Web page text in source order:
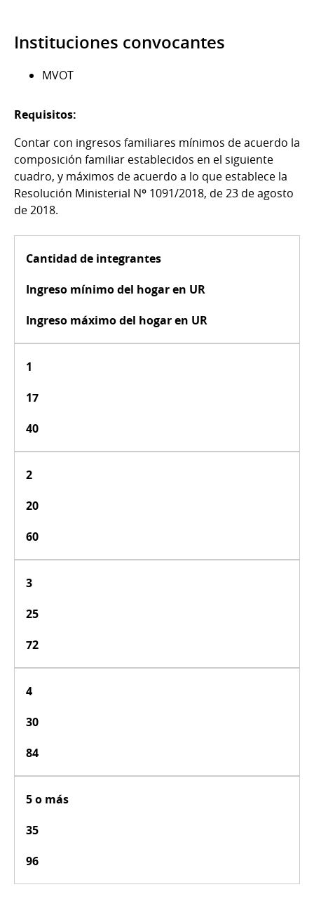
Instituciones convocantes
MVOT
Requisitos:
Contar con ingresos familiares mínimos de acuerdo la
composición familiar establecidos en el siguiente
cuadro, y máximos de acuerdo a lo que establece la
Resolución Ministerial Nº 1091/2018, de 23 de agosto
de 2018.
Cantidad de integrantes
Ingreso mínimo del hogar en UR
Ingreso máximo del hogar en UR
1
17
40
2
20
60
3
25
72
4
30
84
5 o más
35
96